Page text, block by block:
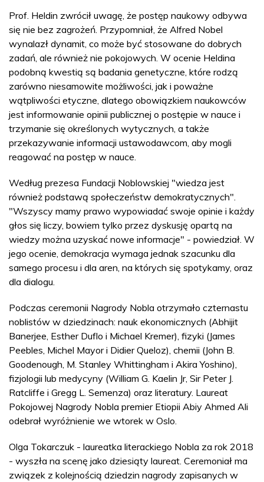
Prof. Heldin zwrócił uwagę, że postęp naukowy odbywa
się nie bez zagrożeń. Przypomniał, że Alfred Nobel
wynalazł dynamit, co może być stosowane do dobrych
zadań, ale również nie pokojowych. W ocenie Heldina
podobną kwestią są badania genetyczne, które rodzą
zarówno niesamowite możliwości, jak i poważne
wątpliwości etyczne, dlatego obowiązkiem naukowców
jest informowanie opinii publicznej o postępie w nauce i
trzymanie się określonych wytycznych, a także
przekazywanie informacji ustawodawcom, aby mogli
reagować na postęp w nauce.
Według prezesa Fundacji Noblowskiej "wiedza jest
również podstawą społeczeństw demokratycznych".
"Wszyscy mamy prawo wypowiadać swoje opinie i każdy
głos się liczy, bowiem tylko przez dyskusję opartą na
wiedzy można uzyskać nowe informacje" - powiedział. W
jego ocenie, demokracja wymaga jednak szacunku dla
samego procesu i dla aren, na których się spotykamy, oraz
dla dialogu.
Podczas ceremonii Nagrody Nobla otrzymało czternastu
noblistów w dziedzinach: nauk ekonomicznych (Abhijit
Banerjee, Esther Duflo i Michael Kremer), fizyki (James
Peebles, Michel Mayor i Didier Queloz), chemii (John B.
Goodenough, M. Stanley Whittingham i Akira Yoshino),
fizjologii lub medycyny (William G. Kaelin Jr, Sir Peter J.
Ratcliffe i Gregg L. Semenza) oraz literatury. Laureat
Pokojowej Nagrody Nobla premier Etiopii Abiy Ahmed Ali
odebrał wyróżnienie we wtorek w Oslo.
Olga Tokarczuk - laureatka literackiego Nobla za rok 2018
- wyszła na scenę jako dziesiąty laureat. Ceremoniał ma
związek z kolejnością dziedzin nagrody zapisanych w